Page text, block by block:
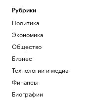
Рубрики
Политика
Экономика
Общество
Бизнес
Технологии и медиа
Финансы
Биографии